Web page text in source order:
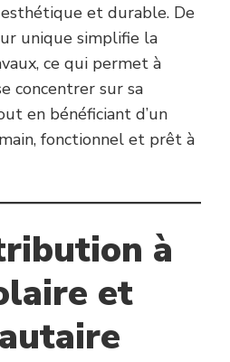
et durable. De
unique simplifie la
ce qui permet à
concentrer sur sa
en bénéficiant d’un
fonctionnel et prêt à
à
et